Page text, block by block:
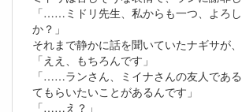
「……ミドリ先生、私からも一つ、よろ
か？」
それまで静かに話を聞いていたナギサが、
「ええ、もちろんです」
「……ランさん、ミイナさんの友人であ
てもらいたいことがあるんです」
「……え？」